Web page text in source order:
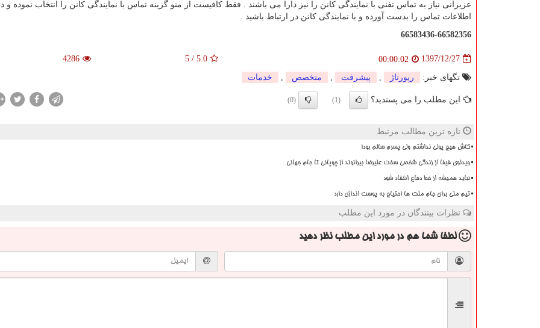
عزیزانی نیاز به تماس تفنی با نمایندگی کانن را نیز دارا می باشند . فقط کافیست از منو گزینه تماس با نمایندگی کانن را انتخاب نموده و
اطلاعات تماس را بدست آورده و با نمایندگی کانن در ارتباط باشید .
66583436-66582356
1397/12/27
00:00:02
5.0
/
5
4286
تگهای خبر: رپورتاژ پیشرفت متخصص خدمات
این مطلب را می پسندید؟ (1)
(0)
تازه ترین مطالب مرتبط
کاش هیچ پولی نداشتم ولی پسرم سالم بود!
ویدئوی فیفا از زندگی شخصی سخت علیرضا بیرانوند از چوپانی تا جام جهانی
نباید همیشه از خط دفاع انتقاد شود
تیم ملی برای جام ملت ها احتیاج به پوست اندازی دارد
نظرات بینندگان در مورد این مطلب
لطفا شما همدر مورد این مطلب نظر دهید